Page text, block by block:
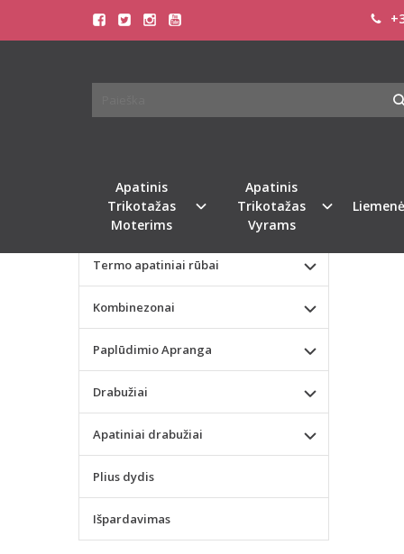
Apatinis
Trikotažas
Moterims
Apatinis
Trikotažas
Vyrams
Valentino dienos dovana
Liemenėlės
Termo apatiniai rūbai
Kombinezonai
Paplūdimio Apranga
Drabužiai
Apatiniai drabužiai
Plius dydis
Išpardavimas